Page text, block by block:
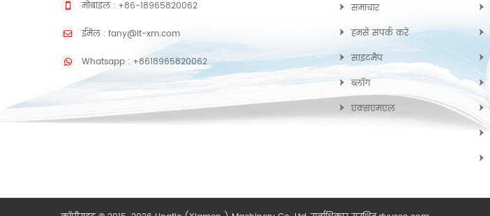
मोबाइल : +86-18965820062
ईमेल : fany@lt-xm.com
Whatsapp : +8618965820062
समाचार
हमसे संपर्क करें
साइटमैप
ब्लॉग
एक्सएमएल